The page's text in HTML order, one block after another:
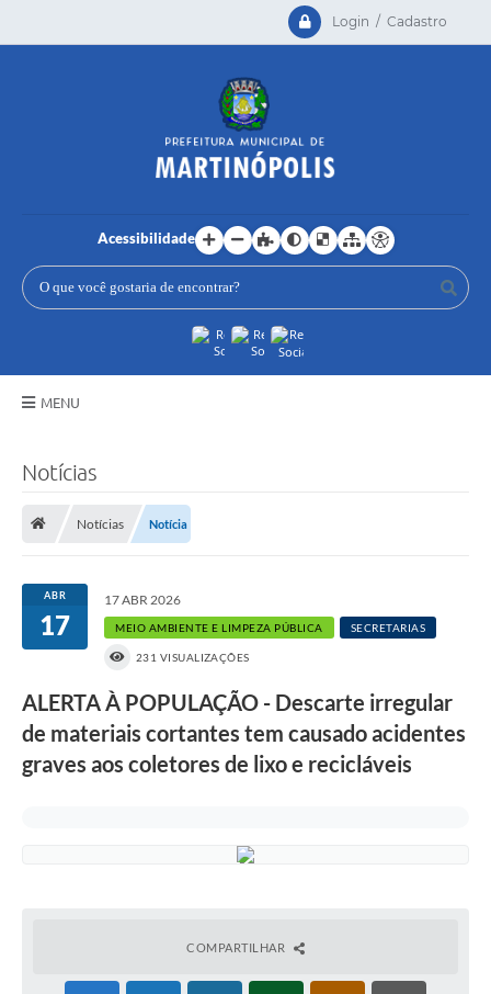
Login / Cadastro
Acessibilidade
MENU
Secretarias
Serviços Online
LEIS MUNICIPAIS
Notícias
Notícias Notícia
ABR
17
17 ABR 2026
MEIO AMBIENTE E LIMPEZA PÚBLICA SECRETARIAS
231 VISUALIZAÇÕES
ALERTA À POPULAÇÃO - Descarte irregular
de materiais cortantes tem causado acidentes
graves aos coletores de lixo e recicláveis
COMPARTILHAR